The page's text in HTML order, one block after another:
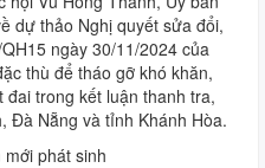
dự thảo Nghị quyết sửa đổi,
ngày 30/11/2024 của
thù để tháo gỡ khó khăn,
trong kết luận thanh tra,
Đà Nẵng và tỉnh Khánh Hòa.
phát sinh